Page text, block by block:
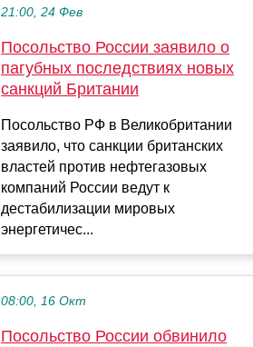
21:00, 24 Фев
Посольство России заявило о
пагубных последствиях новых
санкций Британии
Посольство РФ в Великобритании
заявило, что санкции британских
властей против нефтегазовых
компаний России ведут к
дестабилизации мировых
энергетичес...
08:00, 16 Окт
Посольство России обвинило